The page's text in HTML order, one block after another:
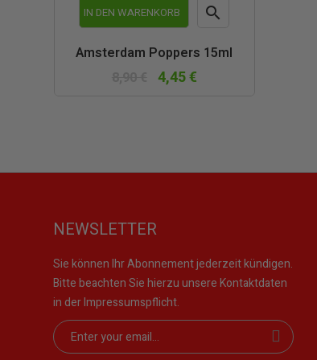
IN DEN WARENKORB 
Amsterdam Poppers 15ml
4,45 €
NEWSLETTER
Sie können Ihr Abonnement jederzeit kündigen.
Bitte beachten Sie hierzu unsere Kontaktdaten
in der Impressumspflicht.